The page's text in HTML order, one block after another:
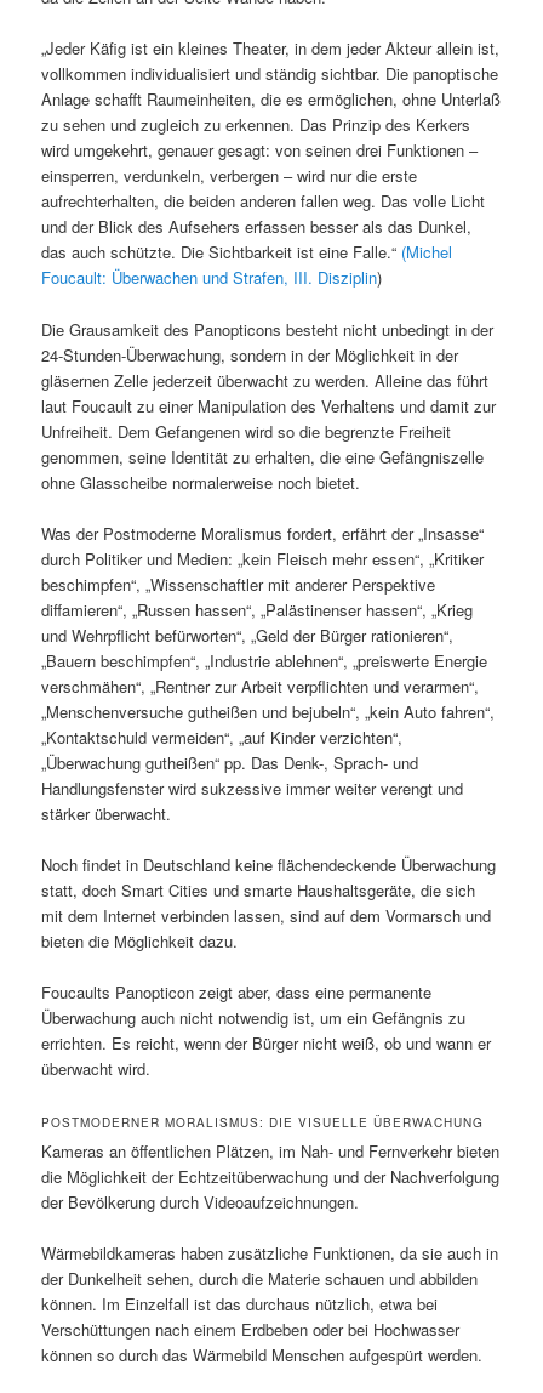
„Jeder Käfig ist ein kleines Theater, in dem jeder Akteur allein ist,
vollkommen individualisiert und ständig sichtbar. Die panoptische
Anlage schafft Raumeinheiten, die es ermöglichen, ohne Unterlaß
zu sehen und zugleich zu erkennen. Das Prinzip des Kerkers
wird umgekehrt, genauer gesagt: von seinen drei Funktionen –
einsperren, verdunkeln, verbergen – wird nur die erste
aufrechterhalten, die beiden anderen fallen weg. Das volle Licht
und der Blick des Aufsehers erfassen besser als das Dunkel,
das auch schützte. Die Sichtbarkeit ist eine Falle.“ (Michel
Foucault: Überwachen und Strafen, III. Disziplin)
Die Grausamkeit des Panopticons besteht nicht unbedingt in der
24-Stunden-Überwachung, sondern in der Möglichkeit in der
gläsernen Zelle jederzeit überwacht zu werden. Alleine das führt
laut Foucault zu einer Manipulation des Verhaltens und damit zur
Unfreiheit. Dem Gefangenen wird so die begrenzte Freiheit
genommen, seine Identität zu erhalten, die eine Gefängniszelle
ohne Glasscheibe normalerweise noch bietet.
Was der Postmoderne Moralismus fordert, erfährt der „Insasse“
durch Politiker und Medien: „kein Fleisch mehr essen“, „Kritiker
beschimpfen“, „Wissenschaftler mit anderer Perspektive
diffamieren“, „Russen hassen“, „Palästinenser hassen“, „Krieg
und Wehrpflicht befürworten“, „Geld der Bürger rationieren“,
„Bauern beschimpfen“, „Industrie ablehnen“, „preiswerte Energie
verschmähen“, „Rentner zur Arbeit verpflichten und verarmen“,
„Menschenversuche gutheißen und bejubeln“, „kein Auto fahren“,
„Kontaktschuld vermeiden“, „auf Kinder verzichten“,
„Überwachung gutheißen“ pp. Das Denk-, Sprach- und
Handlungsfenster wird sukzessive immer weiter verengt und
stärker überwacht.
Noch findet in Deutschland keine flächendeckende Überwachung
statt, doch Smart Cities und smarte Haushaltsgeräte, die sich
mit dem Internet verbinden lassen, sind auf dem Vormarsch und
bieten die Möglichkeit dazu.
Foucaults Panopticon zeigt aber, dass eine permanente
Überwachung auch nicht notwendig ist, um ein Gefängnis zu
errichten. Es reicht, wenn der Bürger nicht weiß, ob und wann er
überwacht wird.
POSTMODERNER MORALISMUS: DIE VISUELLE ÜBERWACHUNG
Kameras an öffentlichen Plätzen, im Nah- und Fernverkehr bieten
die Möglichkeit der Echtzeitüberwachung und der Nachverfolgung
der Bevölkerung durch Videoaufzeichnungen.
Wärmebildkameras haben zusätzliche Funktionen, da sie auch in
der Dunkelheit sehen, durch die Materie schauen und abbilden
können. Im Einzelfall ist das durchaus nützlich, etwa bei
Verschüttungen nach einem Erdbeben oder bei Hochwasser
können so durch das Wärmebild Menschen aufgespürt werden.